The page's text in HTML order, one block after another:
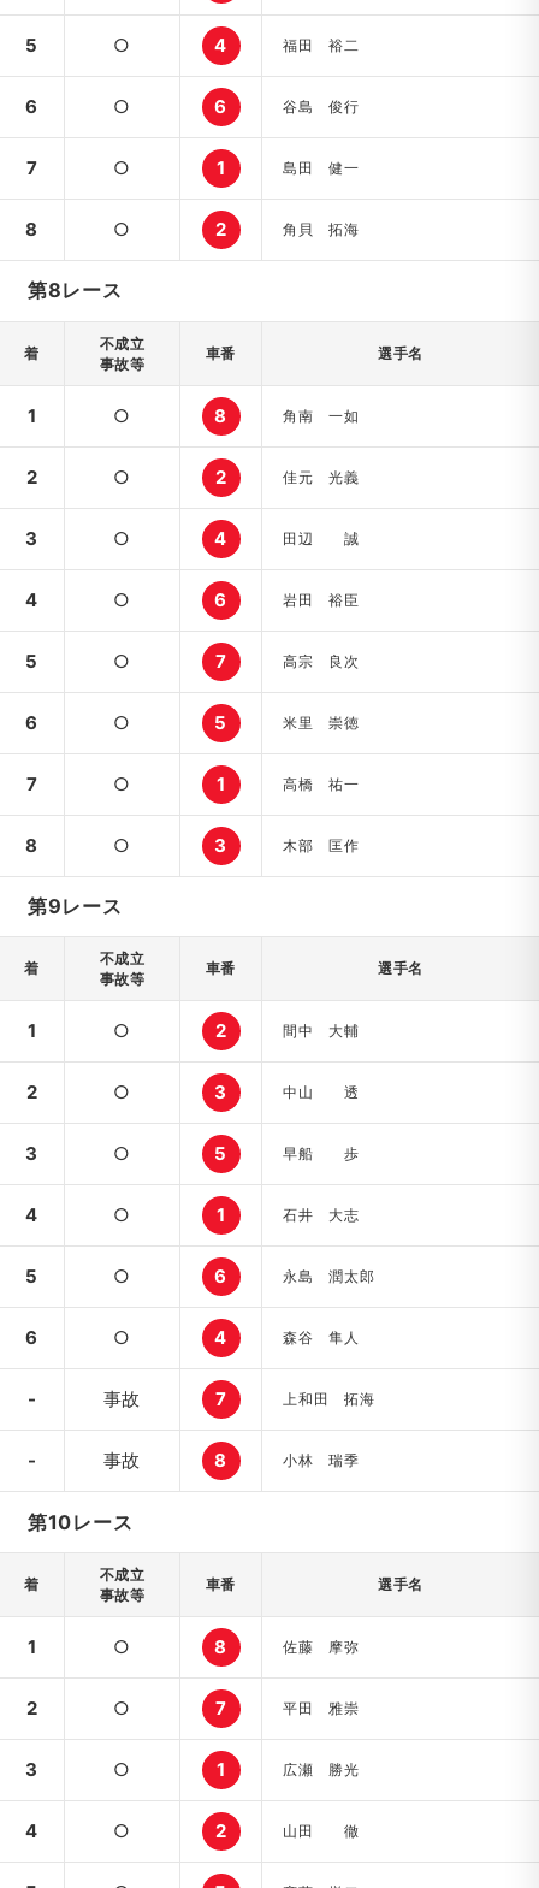
5 ○ 4 福田 裕二
6 ○ 6 谷島 俊行
7 ○ 1 島田 健一
8 ○ 2 角貝 拓海
第8レース
着
不成立
事故等
車番 選手名
1 ○ 8 角南 一如
2 ○ 2 佳元 光義
3 ○ 4 田辺 誠
4 ○ 6 岩田 裕臣
5 ○ 7 高宗 良次
6 ○ 5 米里 崇徳
7 ○ 1 高橋 祐一
8 ○ 3 木部 匡作
第9レース
着
不成立
事故等
車番 選手名
1 ○ 2 間中 大輔
2 ○ 3 中山 透
3 ○ 5 早船 歩
4 ○ 1 石井 大志
5 ○ 6 永島 潤太郎
6 ○ 4 森谷 隼人
- 事故 7 上和田 拓海
- 事故 8 小林 瑞季
第10レース
着
不成立
事故等
車番 選手名
1 ○ 8 佐藤 摩弥
2 ○ 7 平田 雅崇
3 ○ 1 広瀬 勝光
4 ○ 2 山田 徹